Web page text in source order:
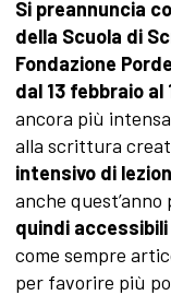
Si preannuncia
della Scuola di
Fondazione
dal 13 febbraio al
ancora più
alla scrittura
intensivo di
anche quest’anno
quindi
come sempre
per favorire più